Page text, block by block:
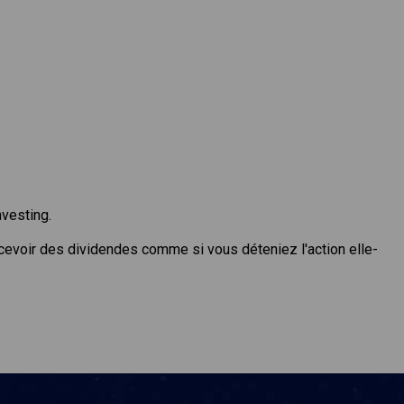
des dividendes comme si vous déteniez l'action elle-